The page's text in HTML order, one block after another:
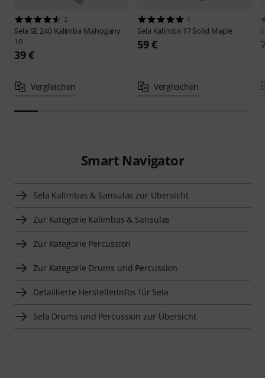
2
Sela SE 240 Kalimba Mahogany
10
39 €
Vergleichen
1
Sela Kalimba 17 Solid Maple
59 €
Vergleichen
Smart Navigator
Sela Kalimbas & Sansulas zur Übersicht
Zur Kategorie Kalimbas & Sansulas
Zur Kategorie Percussion
Zur Kategorie Drums und Percussion
Detaillierte Herstellerinfos für Sela
Sela Drums und Percussion zur Übersicht